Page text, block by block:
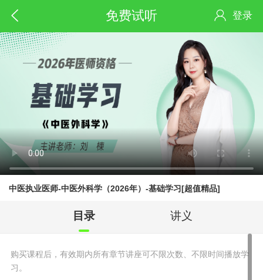
免费试听 登录
中医执业医师-中医外科学（2026年）-基础学习[超值精品]
目录 讲义
购买课程后，有效期内所有章节讲座可不限次数、不限时间播放学
习。